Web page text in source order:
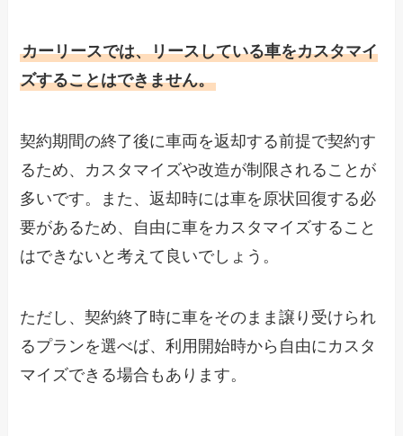
カーリースでは、リースしている車をカスタマイ
ズすることはできません。
契約期間の終了後に車両を返却する前提で契約す
るため、カスタマイズや改造が制限されることが
多いです。また、返却時には車を原状回復する必
要があるため、自由に車をカスタマイズすること
はできないと考えて良いでしょう。
ただし、契約終了時に車をそのまま譲り受けられ
るプランを選べば、利用開始時から自由にカスタ
マイズできる場合もあります。